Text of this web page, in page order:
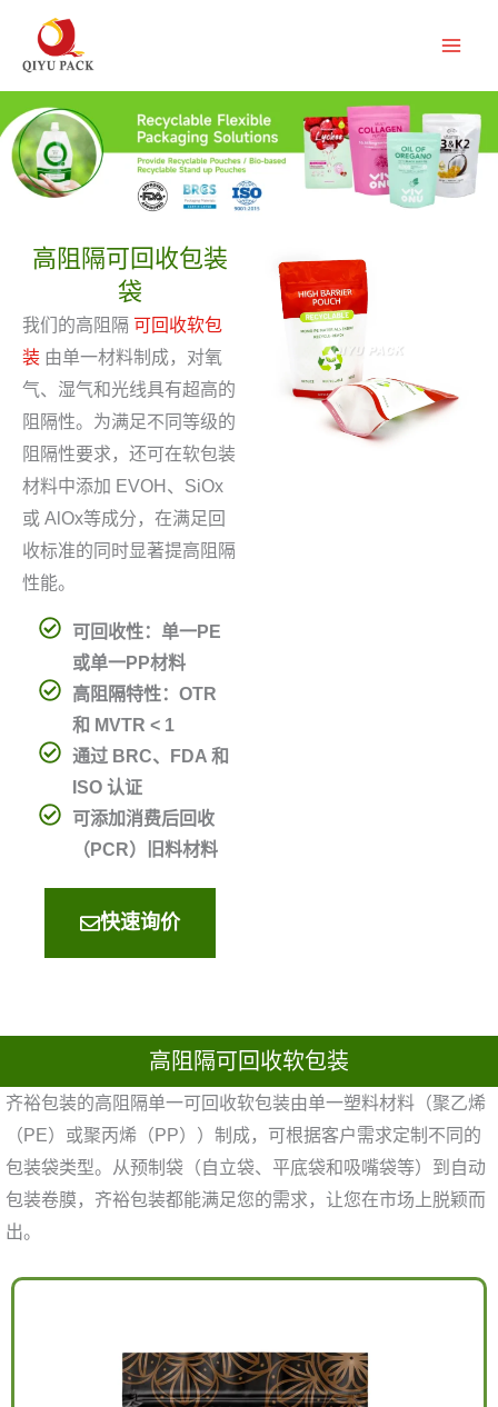
高阻隔可回收包装
袋
我们的高阻隔 可回收软包
装 由单一材料制成，对氧
气、湿气和光线具有超高的
阻隔性。为满足不同等级的
阻隔性要求，还可在软包装
材料中添加 EVOH、SiOx
或 AlOx等成分，在满足回
收标准的同时显著提高阻隔
性能。
可回收性：单一PE
或单一PP材料
高阻隔特性：OTR
和 MVTR < 1
通过 BRC、FDA 和
ISO 认证
可添加消费后回收
（PCR）旧料材料
快速询价
高阻隔可回收软包装
齐裕包装的高阻隔单一可回收软包装由单一塑料材料（聚乙烯
（PE）或聚丙烯（PP））制成，可根据客户需求定制不同的
包装袋类型。从预制袋（自立袋、平底袋和吸嘴袋等）到自动
包装卷膜，齐裕包装都能满足您的需求，让您在市场上脱颖而
出。